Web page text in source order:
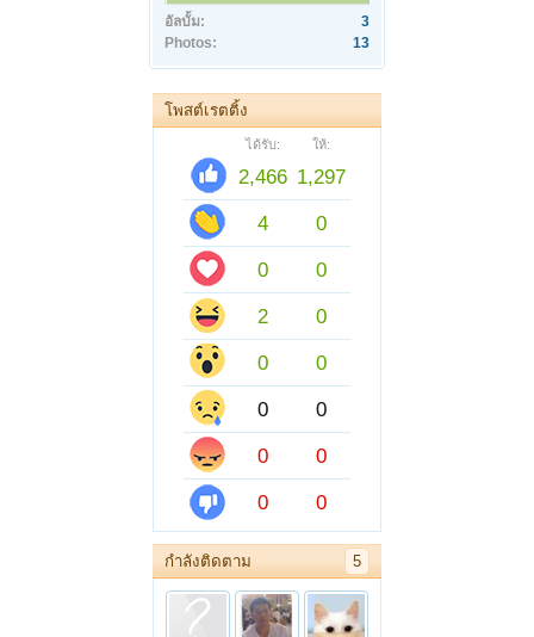
อัลบั้ม:
3
Photos:
13
โพสต์เรตติ้ง
ได้รับ: ให้:
2,466 1,297
4
0
0
0
2
0
0
0
0
0
0
0
0
0
กำลังติดตาม 5